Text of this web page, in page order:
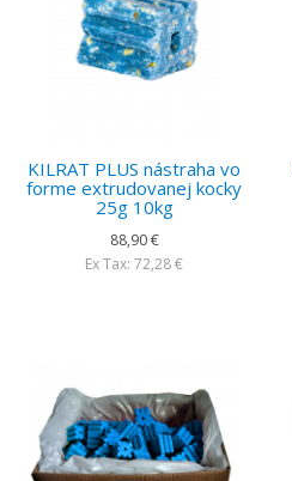
KILRAT PLUS nástraha vo
forme extrudovanej kocky
25g 10kg
88,90 €
Ex Tax: 72,28 €